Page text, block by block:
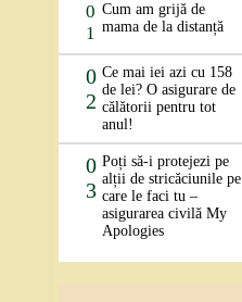
0
1
Cum am grijă de
mama de la distanță
0
2
Ce mai iei azi cu 158
de lei? O asigurare de
călătorii pentru tot
anul!
0
3
Poți să-i protejezi pe
alții de stricăciunile pe
care le faci tu –
asigurarea civilă My
Apologies